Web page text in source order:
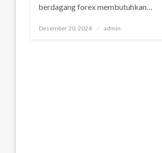
berdagang forex membutuhkan…
Posted
Desember 20, 2024 admin